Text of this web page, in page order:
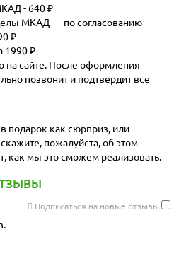
- 640 ₽
МКАД — по согласованию
₽
1990 ₽
на сайте. После оформления
позвонит и подтвердит все
подарок как сюрприз, или
пожалуйста, об этом
как мы это сможем реализовать.
Подписаться на новые отзывы